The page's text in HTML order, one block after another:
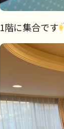
1階に集合です